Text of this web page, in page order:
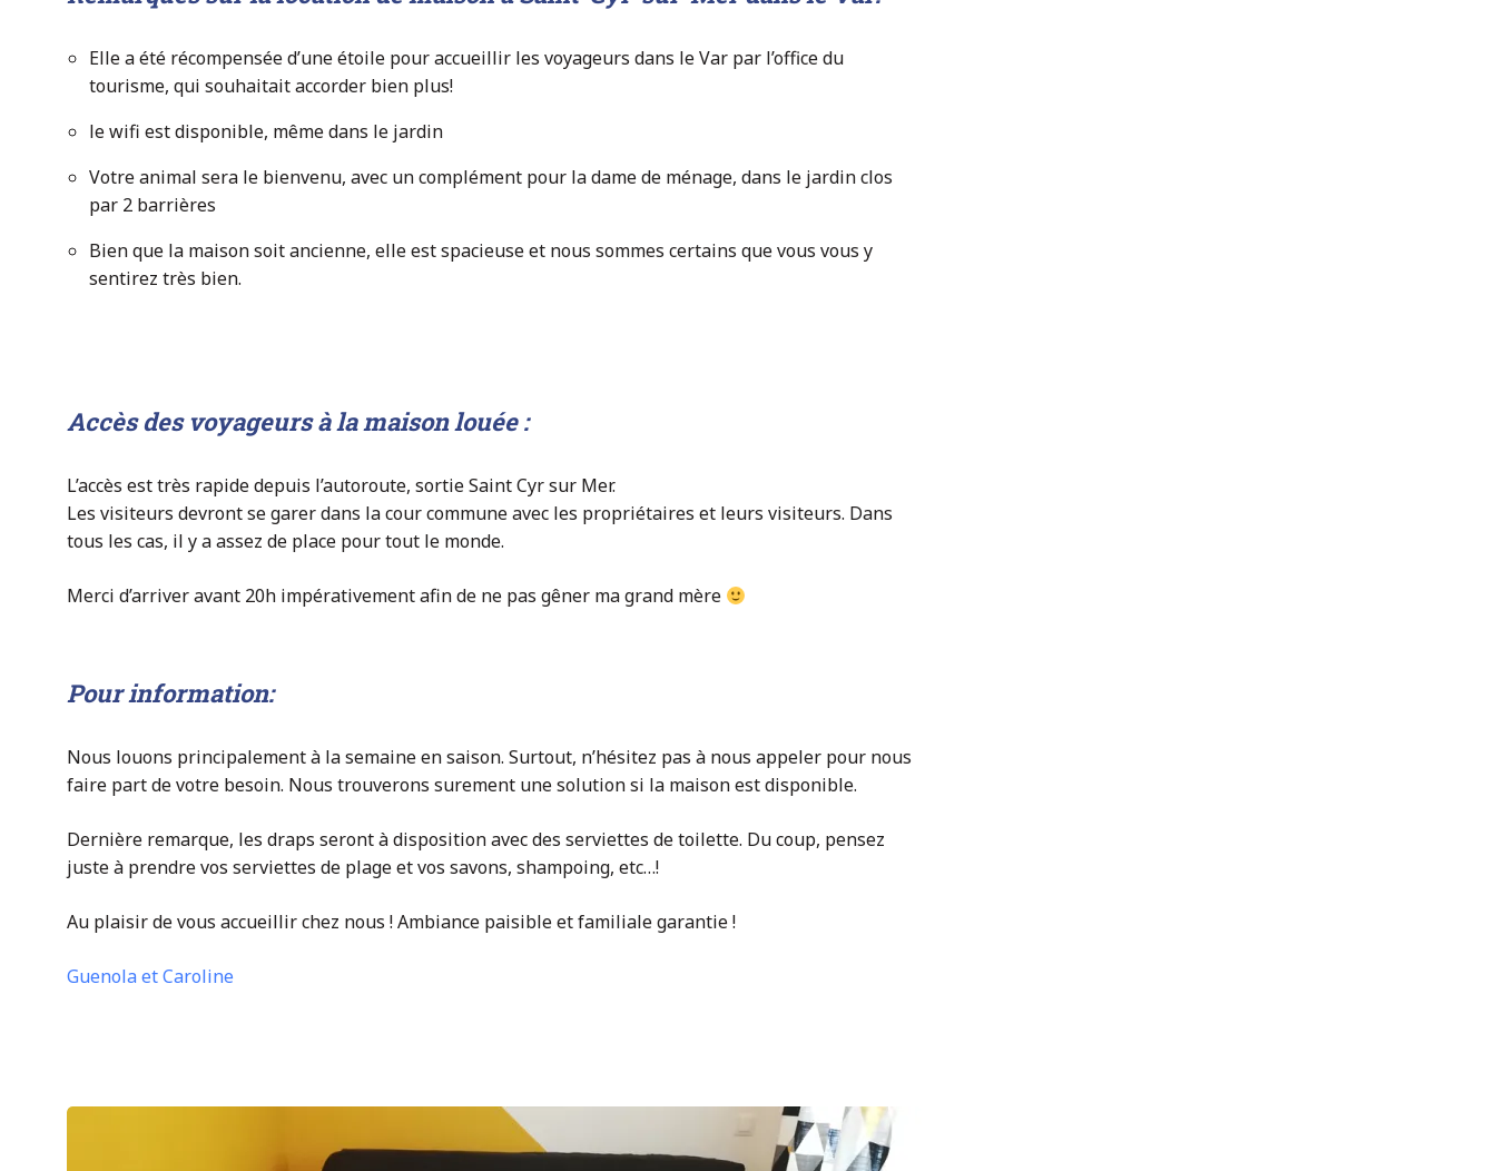
Elle a été récompensée d’une étoile pour accueillir les voyageurs dans le Var par l’office du
tourisme, qui souhaitait accorder bien plus!
le wifi est disponible, même dans le jardin
Votre animal sera le bienvenu, avec un complément pour la dame de ménage, dans le jardin clos
par 2 barrières
Bien que la maison soit ancienne, elle est spacieuse et nous sommes certains que vous vous y
sentirez très bien.
Accès des voyageurs à la maison louée :
L’accès est très rapide depuis l’autoroute, sortie Saint Cyr sur Mer.
Les visiteurs devront se garer dans la cour commune avec les propriétaires et leurs visiteurs. Dans
tous les cas, il y a assez de place pour tout le monde.
Merci d’arriver avant 20h impérativement afin de ne pas gêner ma grand mère
Pour information:
Nous louons principalement à la semaine en saison. Surtout, n’hésitez pas à nous appeler pour nous
faire part de votre besoin. Nous trouverons surement une solution si la maison est disponible.
Dernière remarque, les draps seront à disposition avec des serviettes de toilette. Du coup, pensez
juste à prendre vos serviettes de plage et vos savons, shampoing, etc…!
Au plaisir de vous accueillir chez nous ! Ambiance paisible et familiale garantie !
Guenola et Caroline